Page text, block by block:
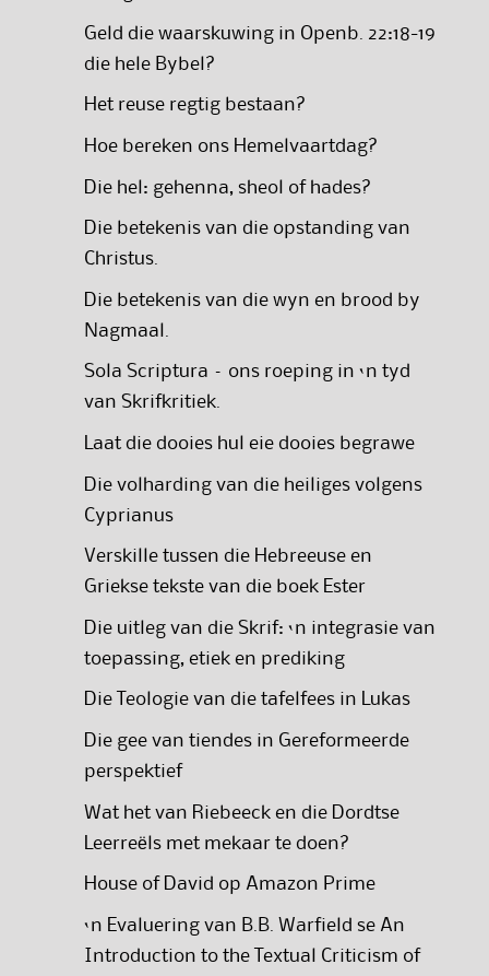
Geld die waarskuwing in Openb. 22:18-19
die hele Bybel?
Het reuse regtig bestaan?
Hoe bereken ons Hemelvaartdag?
Die hel: gehenna, sheol of hades?
Die betekenis van die opstanding van
Christus.
Die betekenis van die wyn en brood by
Nagmaal.
Sola Scriptura – ons roeping in ‘n tyd
van Skrifkritiek.
Laat die dooies hul eie dooies begrawe
Die volharding van die heiliges volgens
Cyprianus
Verskille tussen die Hebreeuse en
Griekse tekste van die boek Ester
Die uitleg van die Skrif: ‘n integrasie van
toepassing, etiek en prediking
Die Teologie van die tafelfees in Lukas
Die gee van tiendes in Gereformeerde
perspektief
Wat het van Riebeeck en die Dordtse
Leerreëls met mekaar te doen?
House of David op Amazon Prime
‘n Evaluering van B.B. Warfield se An
Introduction to the Textual Criticism of